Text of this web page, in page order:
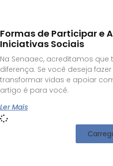
Formas de Participar e
Iniciativas Sociais
Na Senaaec, acreditamos
diferença. Se você deseja
transformar vidas e apoiar
artigo é para você.
Ler Mais